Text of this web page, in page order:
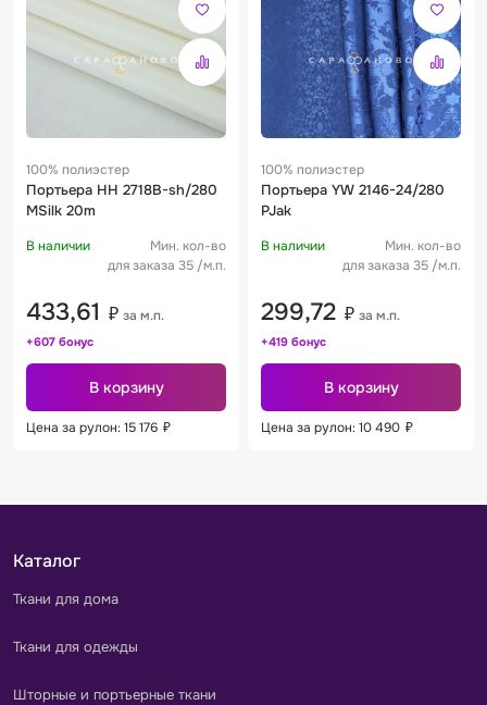
100% полиэстер
Портьера HH 2718B-sh/280
MSilk 20m
В наличии
Мин. кол-во
для заказа 35 /м.п.
433,61 ₽ за м.п.
+607 бонус
В корзину
Цена за рулон: 15 176 ₽
100% полиэстер
Портьера YW 2146-24/280
PJak
В наличии
Мин. кол-во
для заказа 35 /м.п.
299,72 ₽ за м.п.
+419 бонус
В корзину
Цена за рулон: 10 490 ₽
Каталог
Ткани для дома
Ткани для одежды
Шторные и портьерные ткани